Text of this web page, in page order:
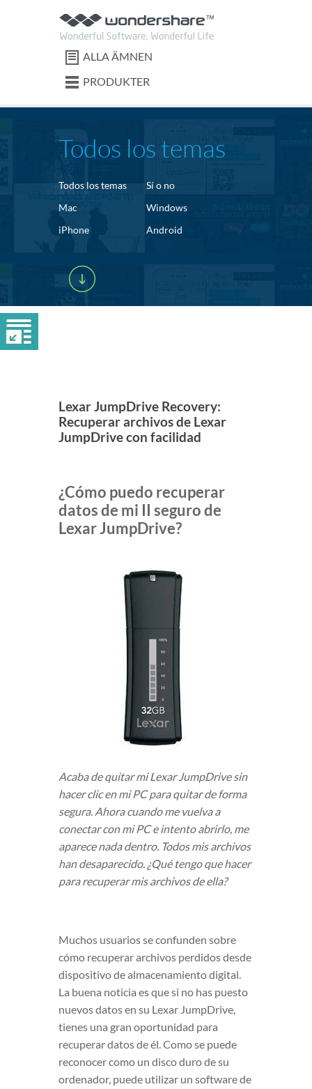
ALLA ÄMNEN
PRODUKTER
Todos los temas
Todos los temas
Sí o no
Mac
Windows
iPhone
Android
Lexar JumpDrive Recovery:
Recuperar archivos de Lexar
JumpDrive con facilidad
¿Cómo puedo recuperar
datos de mi II seguro de
Lexar JumpDrive?
Acaba de quitar mi Lexar JumpDrive sin
hacer clic en mi PC para quitar de forma
segura. Ahora cuando me vuelva a
conectar con mi PC e intento abrirlo, me
aparece nada dentro. Todos mis archivos
han desaparecido. ¿Qué tengo que hacer
para recuperar mis archivos de ella?
Muchos usuarios se confunden sobre
cómo recuperar archivos perdidos desde
dispositivo de almacenamiento digital.
La buena noticia es que si no has puesto
nuevos datos en su Lexar JumpDrive,
tienes una gran oportunidad para
recuperar datos de él. Como se puede
reconocer como un disco duro de su
ordenador, puede utilizar un software de